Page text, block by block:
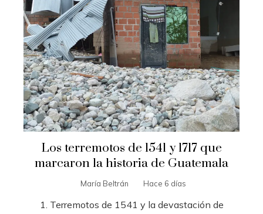
Los terremotos de 1541 y 1717 que
marcaron la historia de Guatemala
María Beltrán Hace 6 días
1. Terremotos de 1541 y la devastación de